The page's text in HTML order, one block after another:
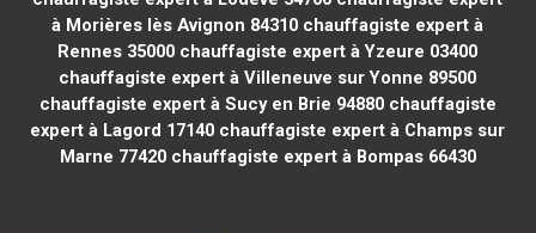
à Morières lès Avignon 84310 chauffagiste expert à
Rennes 35000 chauffagiste expert à Yzeure 03400
chauffagiste expert à Villeneuve sur Yonne 89500
chauffagiste expert à Sucy en Brie 94880chauffagiste
expert à Lagord 17140 chauffagiste expert à Champs sur
Marne 77420chauffagiste expert à Bompas 66430